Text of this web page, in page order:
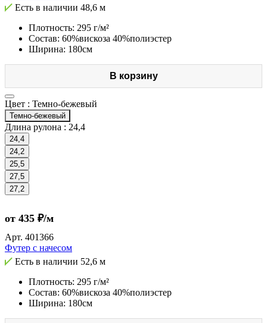
Есть в наличии 48,6 м
Плотность: 295 г/м²
Состав: 60%вискоза 40%полиэстер
Ширина: 180см
В корзину
Цвет : Темно-бежевый
Темно-бежевый
Длина рулона : 24,4
24,4
24,2
25,5
27,5
27,2
от 435 ₽/м
Арт. 401366
Футер с начесом
Есть в наличии 52,6 м
Плотность: 295 г/м²
Состав: 60%вискоза 40%полиэстер
Ширина: 180см